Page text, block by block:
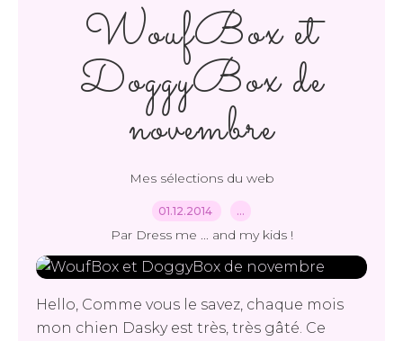
WoufBox et
DoggyBox de
novembre
Mes sélections du web
01.12.2014 …
Par Dress me ... and my kids !
Hello, Comme vous le savez, chaque mois
mon chien Dasky est très, très gâté. Ce